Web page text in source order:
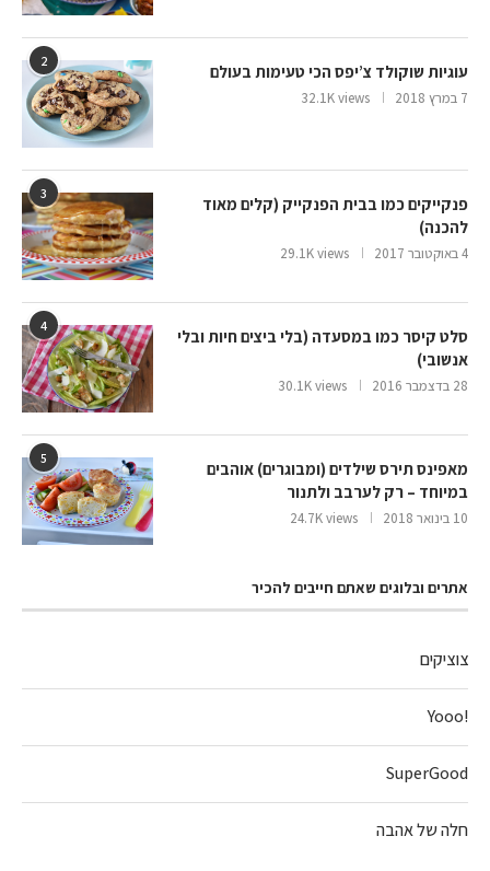
2
עוגיות שוקולד צ’יפס הכי טעימות בעולם
7 במרץ 2018 32.1K views
3
פנקייקים כמו בבית הפנקייק (קלים מאוד
להכנה)
4 באוקטובר 2017 29.1K views
4
סלט קיסר כמו במסעדה (בלי ביצים חיות ובלי
אנשובי)
28 בדצמבר 2016 30.1K views
5
מאפינס תירס שילדים (ומבוגרים) אוהבים
במיוחד – רק לערבב ולתנור
10 בינואר 2018 24.7K views
אתרים ובלוגים שאתם חייבים להכיר
צוציקים
!Yooo
SuperGood
חלה של אהבה